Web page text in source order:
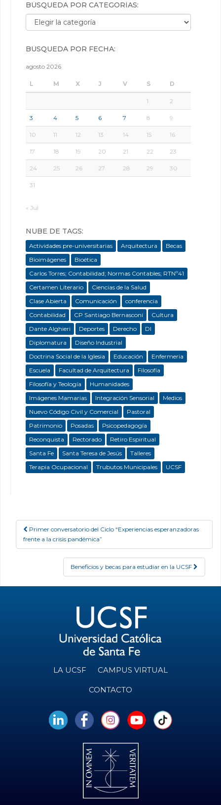
BÚSQUEDA POR CATEGORÍAS:
Búsqueda por categorías:
BÚSQUEDA POR FECHA:
agosto 2026
L M X J V S D
1 2
3 4 5 6 7 8 9
10 11 12 13 14 15 16
17 18 19 20 21 22 23
24 25 26 27 28 29 30
31
« Jul
NUBE DE TAGS:
Actividades pre-universitarias Arquitectura
Becas
Bioimágenes
Bioética
Carlos Torres; Contabilidad; Normas Contables; RTNº41
Certamen Literario
Ciencias de la Salud
Clase Abierta
Comunicación
conferencia
Contabilidad
CP Santiago Bernasconi
Cultura
Dante Alghieri
Deportes Derecho
DI
Diplomatura
Diseño Industrial
Doctrina Social de la Iglesia
Educación
Enfermeria
Escuela
Facultad de Arquitectura
Filosofía
Filosofía y Teología
Humanidades
Imágenes Mamarias
Integración Sensorial
Medios
Nuevo Código Civil y Comercial
Pastoral
Patrimonio
Posadas
Psicopedagogía
Reconquista
Rectorado
Retiro Espiritual
Santa Fe
Santa Teresa de Jesús
Talleres
Terapia Ocupacional
Trubutos Municipales UCSF
Post navigation
Primer conversatorio del Ciclo “Experiencias esperanzadoras
frente a la crisis pandémica”
Beneficios y becas para estudiar en la UCSF
LA UCSF CAMPUS VIRTUAL
CONTACTO